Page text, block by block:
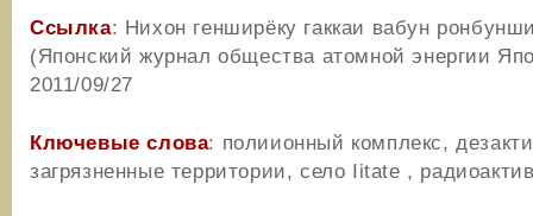
Ссылка: Нихон генширёку гаккаи вабун
(Японский журнал общества атомной энергии
2011/09/27
Ключевые слова: полиионный комплекс,
загрязненные территории, село Iitate ,